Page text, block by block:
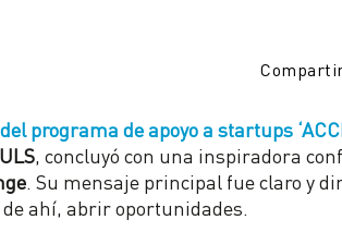
programa de apoyo a startups
, concluyó con una inspiradora
. Su mensaje principal fue claro y
ahí, abrir oportunidades.